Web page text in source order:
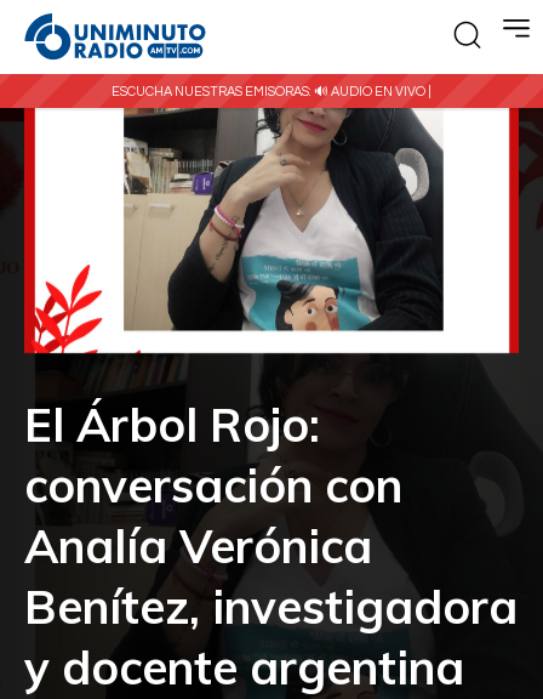
ESCUCHA NUESTRAS EMISORAS: 🔊 AUDIO EN VIVO |
El Árbol Rojo:
conversación con
Analía Verónica
Benítez, investigadora
y docente argentina